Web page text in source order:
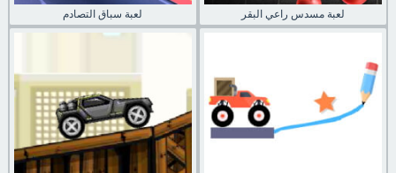
لعبة سباق التصادم لعبة مسدس راعي البقر